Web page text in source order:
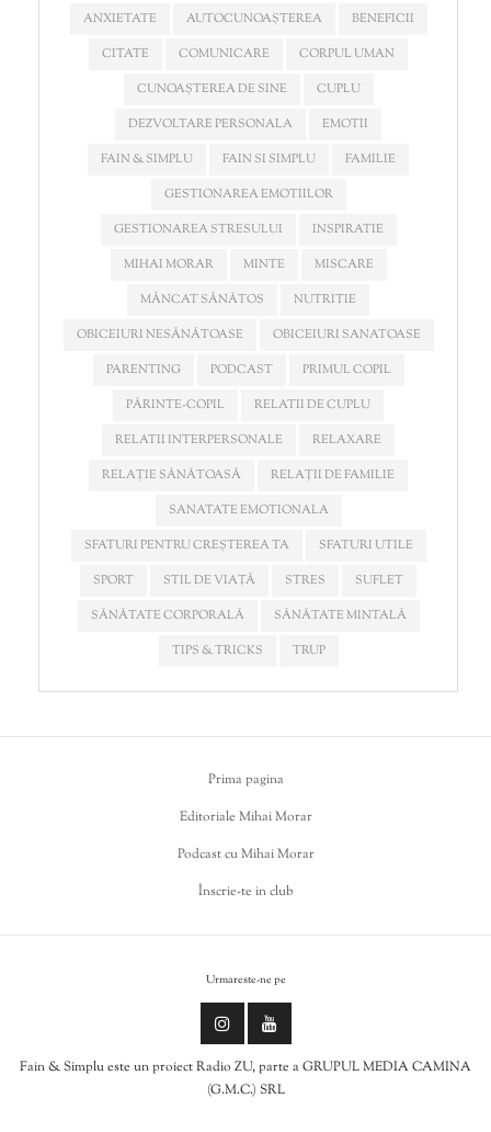
ANXIETATE
AUTOCUNOAȘTEREA
BENEFICII
CITATE
COMUNICARE
CORPUL UMAN
CUNOAȘTEREA DE SINE
CUPLU
DEZVOLTARE PERSONALA
EMOTII
FAIN & SIMPLU
FAIN SI SIMPLU
FAMILIE
GESTIONAREA EMOTIILOR
GESTIONAREA STRESULUI
INSPIRATIE
MIHAI MORAR
MINTE
MISCARE
MÂNCAT SĂNĂTOS
NUTRITIE
OBICEIURI NESĂNĂTOASE
OBICEIURI SANATOASE
PARENTING
PODCAST
PRIMUL COPIL
PĂRINTE-COPIL
RELATII DE CUPLU
RELATII INTERPERSONALE
RELAXARE
RELAȚIE SĂNĂTOASĂ
RELAȚII DE FAMILIE
SANATATE EMOTIONALA
SFATURI PENTRU CREȘTEREA TA
SFATURI UTILE
SPORT
STIL DE VIAȚĂ STRES
SUFLET
SĂNĂTATE CORPORALĂ
SĂNĂTATE MINTALĂ
TIPS & TRICKS
TRUP
Prima pagina
Editoriale Mihai Morar
Podcast cu Mihai Morar
Înscrie-te in club
Urmareste-ne pe
Fain & Simplu este un proiect Radio ZU, parte a GRUPUL MEDIA CAMINA
(G.M.C.) SRL